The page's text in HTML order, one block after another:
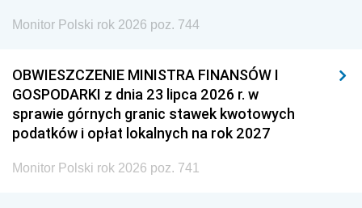
Monitor Polski rok 2026 poz. 744
OBWIESZCZENIE MINISTRA FINANSÓW I
GOSPODARKI z dnia 23 lipca 2026 r. w
sprawie górnych granic stawek kwotowych
podatków i opłat lokalnych na rok 2027
Monitor Polski rok 2026 poz. 741